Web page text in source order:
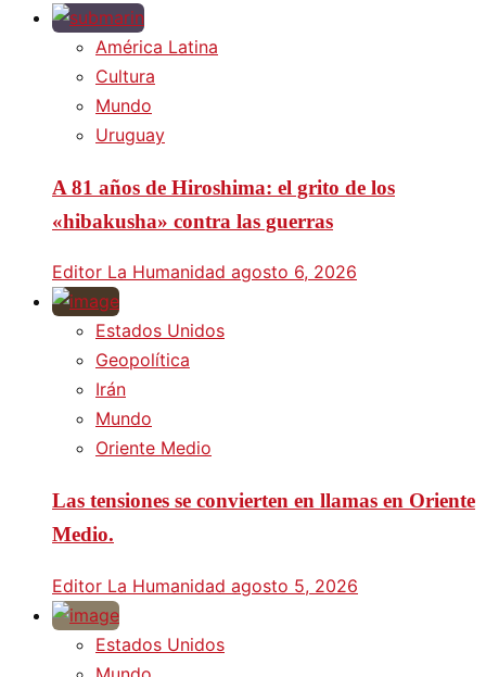
América Latina
Cultura
Mundo
Uruguay
A 81 años de Hiroshima: el grito de los
«hibakusha» contra las guerras
Editor La Humanidad agosto 6, 2026
Estados Unidos
Geopolítica
Irán
Mundo
Oriente Medio
Las tensiones se convierten en llamas en Oriente
Medio.
Editor La Humanidad agosto 5, 2026
Estados Unidos